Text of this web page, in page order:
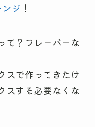
ジ ！
て？フレーバーな
スで作ってきたけ
スする必要なくな